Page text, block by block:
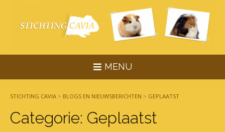
content
MENU
STICHTING CAVIA > BLOGS EN NIEUWSBERICHTEN > GEPLAATST
Categorie: Geplaatst